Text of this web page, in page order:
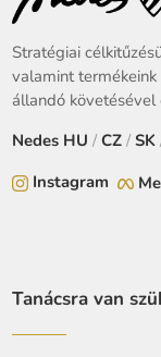
Stratégiai
valamint
állandó követésével
Nedes HU /CZ /SK
Instagram
Tanácsra van